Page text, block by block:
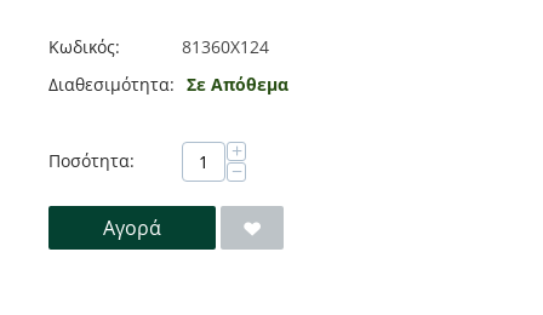
Κωδικός:
81360Χ124
Διαθεσιμότητα: Σε Απόθεμα
Ποσότητα: +
−
Αγορά